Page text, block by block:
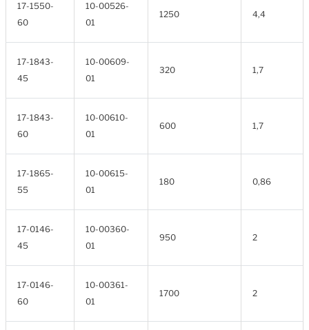
17-1550-
60
10-00526-
01
1250 4,4
17-1843-
45
10-00609-
01
320 1,7
17-1843-
60
10-00610-
01
600 1,7
17-1865-
55
10-00615-
01
180 0,86
17-0146-
45
10-00360-
01
950 2
17-0146-
60
10-00361-
01
1700 2